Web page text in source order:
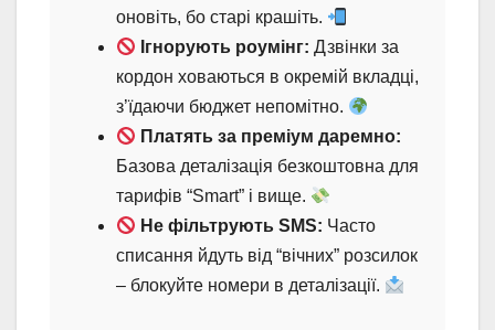
оновіть, бо старі крашіть.
Ігнорують роумінг: Дзвінки за
кордон ховаються в окремій вкладці,
з’їдаючи бюджет непомітно.
Платять за преміум даремно:
Базова деталізація безкоштовна для
тарифів “Smart” і вище.
Не фільтрують SMS: Часто
списання йдуть від “вічних” розсилок
– блокуйте номери в деталізації.